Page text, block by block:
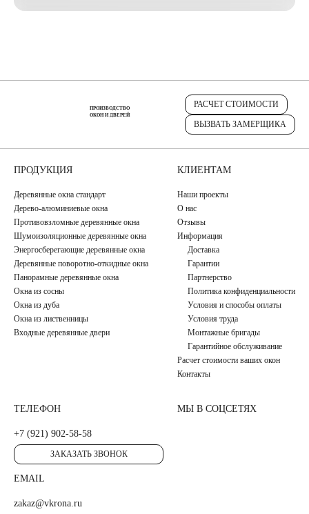
ПРОИЗВОДСТВО
ОКОН И ДВЕРЕЙ
РАСЧЕТ СТОИМОСТИ
ВЫЗВАТЬ ЗАМЕРЩИКА
ПРОДУКЦИЯ
Деревянные окна стандарт
Дерево-алюминиевые окна
Противовзломные деревянные окна
Шумоизоляционные деревянные окна
Энергосберегающие деревянные окна
Деревянные поворотно-откидные окна
Панорамные деревянные окна
Окна из сосны
Окна из дуба
Окна из лиственницы
Входные деревянные двери
КЛИЕНТАМ
Наши проекты
О нас
Отзывы
Информация
Доставка
Гарантии
Партнерство
Политика конфиденциальности
Условия и способы оплаты
Условия труда
Монтажные бригады
Гарантийное обслуживание
Расчет стоимости ваших окон
Контакты
ТЕЛЕФОН
+7 (921) 902-58-58
ЗАКАЗАТЬ ЗВОНОК
EMAIL
zakaz@vkrona.ru
МЫ В СОЦСЕТЯХ